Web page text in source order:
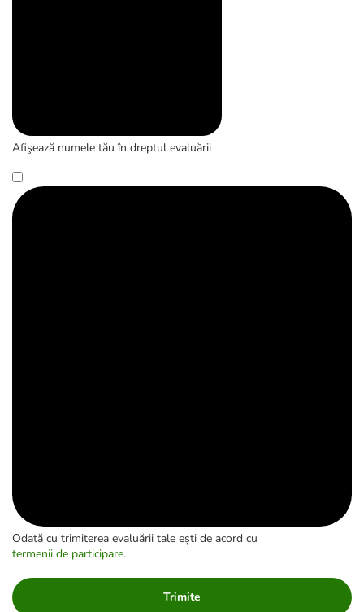
Afişează numele tău în dreptul evaluării
Odată cu trimiterea evaluării tale ești de acord cu
termenii de participare.
Trimite